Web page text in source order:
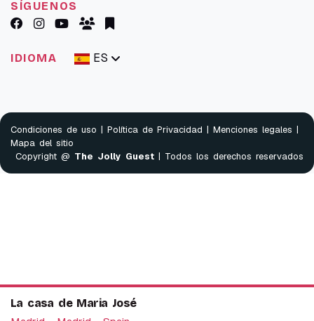
La casa de Maria José
SÍGUENOS
IDIOMA ES
Condiciones de uso | Política de Privacidad | Menciones legales |
Mapa del sitio
Copyright @ The Jolly Guest | Todos los derechos reservados